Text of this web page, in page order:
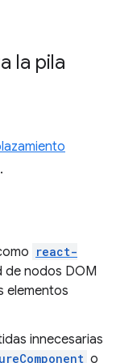
la pila
react-
de nodos DOM
elementos
innecesarias
o